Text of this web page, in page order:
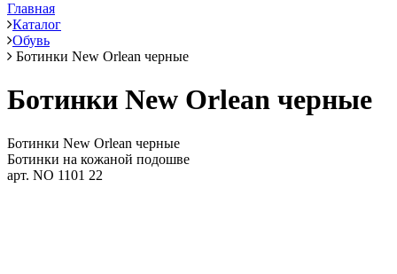
Главная
Каталог
Обувь
Ботинки New Orlean черные
Ботинки New Orlean черные
Ботинки New Orlean черные
Ботинки на кожаной подошве
арт. NO 1101 22